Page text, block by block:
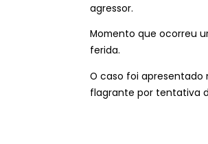
agressor.
Momento que ocorreu
ferida.
O caso foi apresentado
flagrante por tentativa